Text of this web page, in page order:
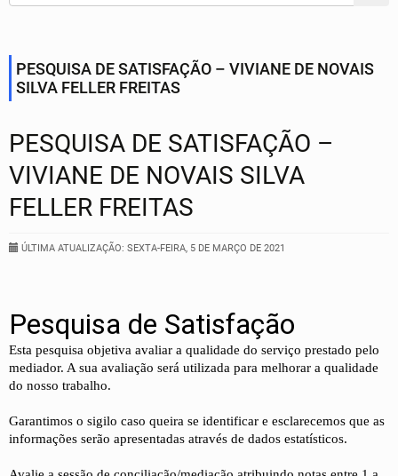
PESQUISA DE SATISFAÇÃO – VIVIANE DE NOVAIS
SILVA FELLER FREITAS
PESQUISA DE SATISFAÇÃO –
VIVIANE DE NOVAIS SILVA
FELLER FREITAS
ÚLTIMA ATUALIZAÇÃO: SEXTA-FEIRA, 5 DE MARÇO DE 2021